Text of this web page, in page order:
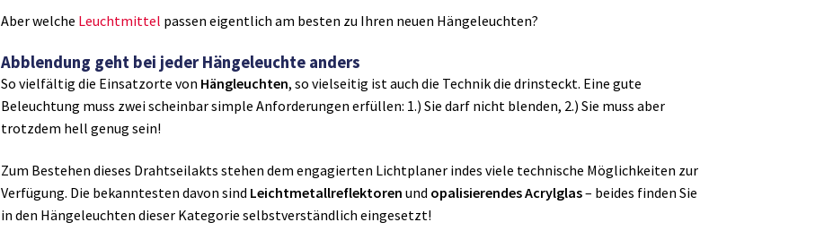
Aber welche Leuchtmittel passen eigentlich am besten zu Ihren neuen Hängeleuchten?
Abblendung geht bei jeder Hängeleuchte anders
So vielfältig die Einsatzorte von Hängleuchten, so vielseitig ist auch die Technik die drinsteckt. Eine gute
Beleuchtung muss zwei scheinbar simple Anforderungen erfüllen: 1.) Sie darf nicht blenden, 2.) Sie muss aber
trotzdem hell genug sein!
Zum Bestehen dieses Drahtseilakts stehen dem engagierten Lichtplaner indes viele technische Möglichkeiten zur
Verfügung. Die bekanntesten davon sind Leichtmetallreflektoren und opalisierendes Acrylglas– beides finden Sie
in den Hängeleuchten dieser Kategorie selbstverständlich eingesetzt!